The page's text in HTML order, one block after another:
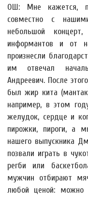
ОШ: Мне кажется,
совместно с
небольшой
информантов и от
произнесли
им отвечал
Андреевич. После
был жир кита
например, в этом
желудок, сердце и
пирожки, пироги, а
нашего выпускника
позвали играть в
регби или
мужчин отбирают
любой ценой: можно